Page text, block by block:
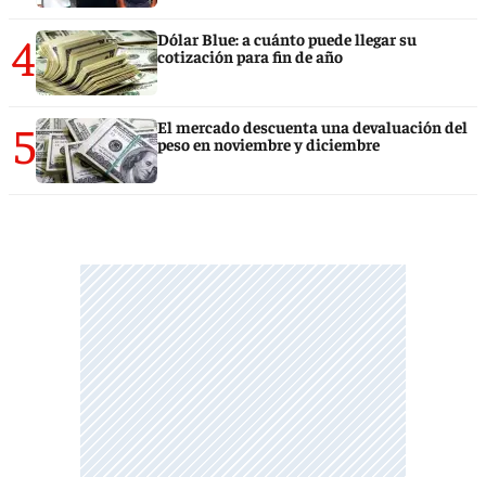
4
Dólar Blue: a cuánto puede llegar su
cotización para fin de año
5
El mercado descuenta una devaluación del
peso en noviembre y diciembre